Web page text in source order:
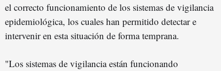
el correcto funcionamiento de los sistemas de vigilancia
epidemiológica, los cuales han permitido detectar e
intervenir en esta situación de forma temprana.
"Los sistemas de vigilancia están funcionando